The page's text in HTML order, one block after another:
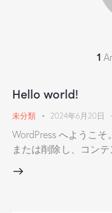
1
Hello world!
未分類 2024年6月20日
WordPress へようこ
または削除し、コン